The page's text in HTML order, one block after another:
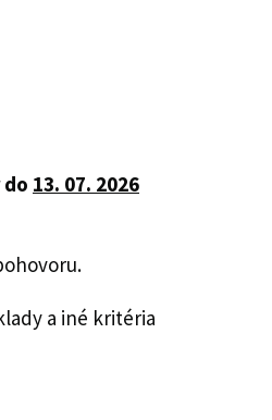
13. 07. 2026
a iné kritéria